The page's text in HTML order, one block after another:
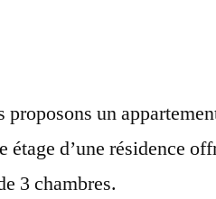
proposons un
étage d’une résidence
3 chambres.